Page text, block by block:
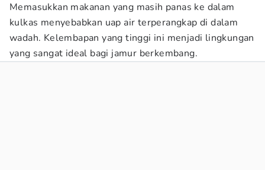
Memasukkan makanan yang masih panas ke dalam
kulkas menyebabkan uap air terperangkap di dalam
wadah. Kelembapan yang tinggi ini menjadi lingkungan
yang sangat ideal bagi jamur berkembang.